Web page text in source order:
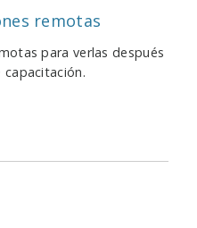
remotas
para verlas después